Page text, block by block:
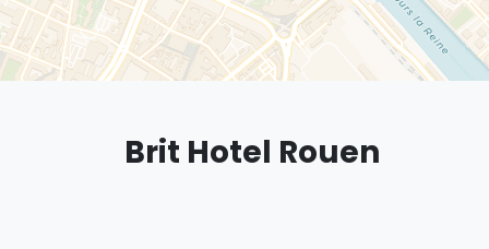
Brit Hotel Rouen